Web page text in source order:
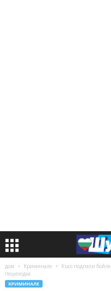
дом Криминале
Късо подпали
пешеходка
КРИМИНАЛЕ